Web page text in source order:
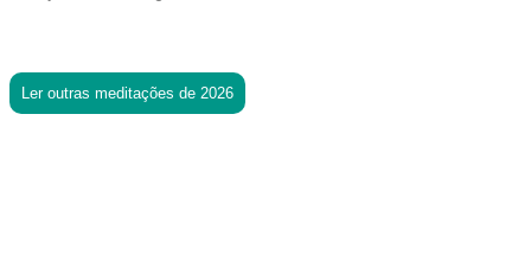
Ler outras meditações de 2026